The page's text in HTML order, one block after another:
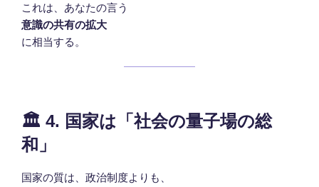
これは、あなたの言う
意識の共有の拡大
に相当する。
🏛 4. 国家は「社会の量子場の総
和」
国家の質は、政治制度よりも、